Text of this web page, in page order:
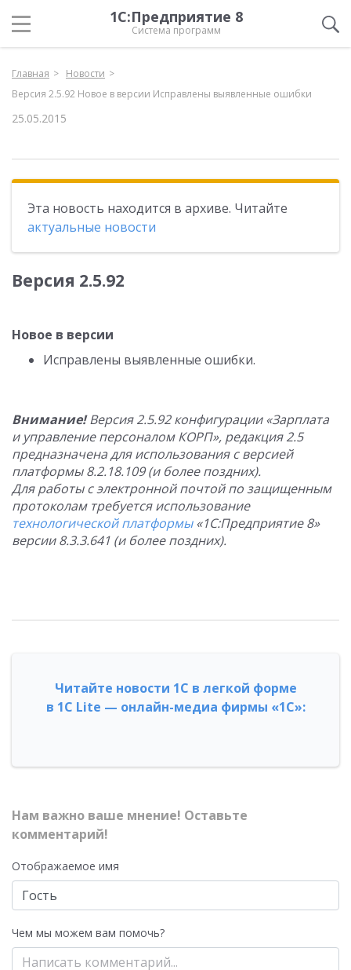
1С:Предприятие 8
Система программ
Главная
Новости
Версия 2.5.92 Новое в версии Исправлены выявленные ошибки
25.05.2015
Эта новость находится в архиве. Читайте
актуальные новости
Версия 2.5.92
Новое в версии
Исправлены выявленные ошибки.
Внимание!Версия 2.5.92 конфигурации «Зарплата
и управление персоналом КОРП», редакция 2.5
предназначена для использования с версией
платформы 8.2.18.109 (и более поздних).
Для работы с электронной почтой по защищенным
протоколам требуется использование
технологической платформы«1С:Предприятие 8»
версии 8.3.3.641 (и более поздних).
Читайте новости 1С в легкой форме
в 1С Lite — онлайн-медиа фирмы «1С»:
Нам важно ваше мнение! Оставьте
комментарий!
Отображаемое имя
Чем мы можем вам помочь?